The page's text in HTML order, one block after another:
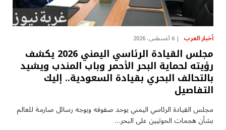
أخبار العرب 6 أغسطس، 2026
مجلس القيادة الرئاسي اليمني 2026 يكشف
رؤيته لحماية البحر الأحمر وباب المندب ويشيد
بالتحالف البحري بقيادة السعودية.. إليك
التفاصيل
مجلس القيادة الرئاسي اليمني يوحد صفوفه ويوجه رسائل صارمة للعالم
بشأن هجمات الحوثيين على البحر…